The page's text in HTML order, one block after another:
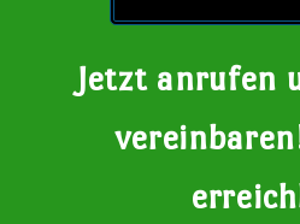
Jetzt anrufen